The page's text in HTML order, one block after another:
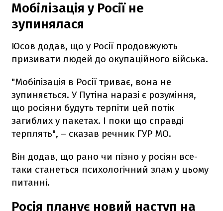
Мобілізація у Росії не
зупинялася
Юсов додав, що у Росії продовжують
призивати людей до окупаційного війська.
"Мобілізація в Росії триває, вона не
зупиняється. У Путіна наразі є розуміння,
що росіяни будуть терпіти цей потік
загиблих у пакетах. І поки що справді
терплять", – сказав речник ГУР МО.
Він додав, що рано чи пізно у росіян все-
таки станеться психологічний злам у цьому
питанні.
Росія планує новий наступ на